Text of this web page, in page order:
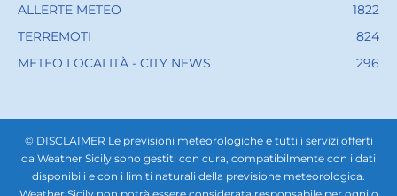
ALLERTE METEO
1822
TERREMOTI
824
METEO LOCALITÀ - CITY NEWS
296
© DISCLAIMER Le previsioni meteorologiche e tutti i servizi offerti
da Weather Sicily sono gestiti con cura, compatibilmente con i dati
disponibili e con i limiti naturali della previsione meteorologica.